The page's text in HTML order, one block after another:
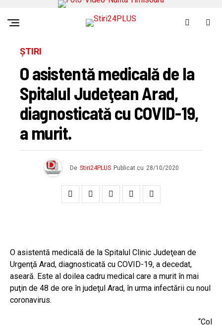
ȘTIRI
O asistentă medicală de la
Spitalul Judeţean Arad,
diagnosticată cu COVID-19,
a murit.
De Stiri24PLUS Publicat cu 28/10/2020
O asistentă medicală de la Spitalul Clinic Judeţean de
Urgenţă Arad, diagnosticată cu COVID-19, a decedat,
aseară. Este al doilea cadru medical care a murit în mai
puţin de 48 de ore în judeţul Arad, în urma infectării cu noul
coronavirus.
“Col